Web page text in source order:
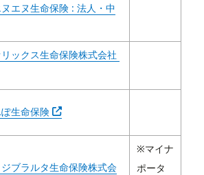
エヌ生命保険 : 法人・中
ックス生命保険株式会社
Abra em outra guia
生命保険
ブラルタ生命保険株式会
※マイナ
ポータ